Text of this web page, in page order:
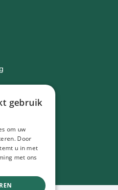
gebruik
om uw
Door
u in met
met ons